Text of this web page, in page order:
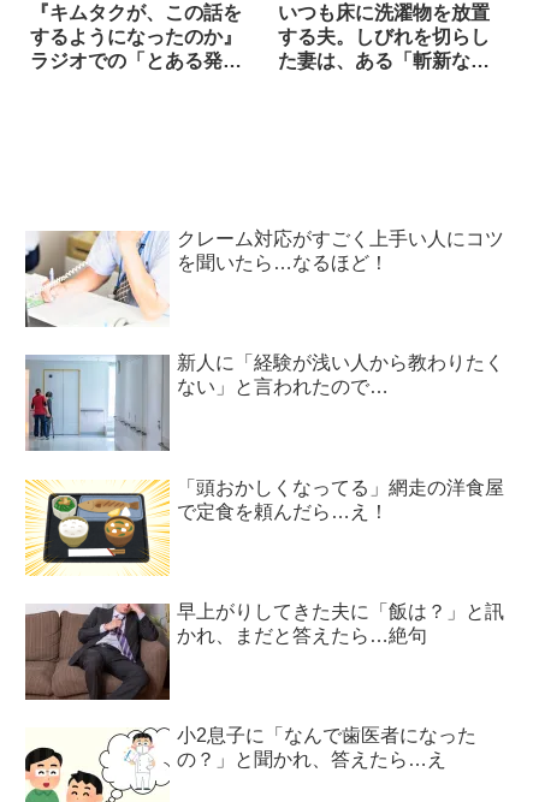
『キムタクが、この話を
するようになったのか』
ラジオでの「とある発
いつも床に洗濯物を放置
する夫。しびれを切らし
た妻は、ある「斬新な対
クレーム対応がすごく上手い人にコツ
を聞いたら…なるほど！
新人に「経験が浅い人から教わりたく
ない」と言われたので…
「頭おかしくなってる」網走の洋食屋
で定食を頼んだら…え！
早上がりしてきた夫に「飯は？」と訊
かれ、まだと答えたら…絶句
小2息子に「なんで歯医者になった
の？」と聞かれ、答えたら…え